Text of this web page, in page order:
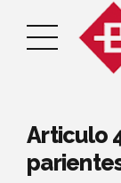
Articulo